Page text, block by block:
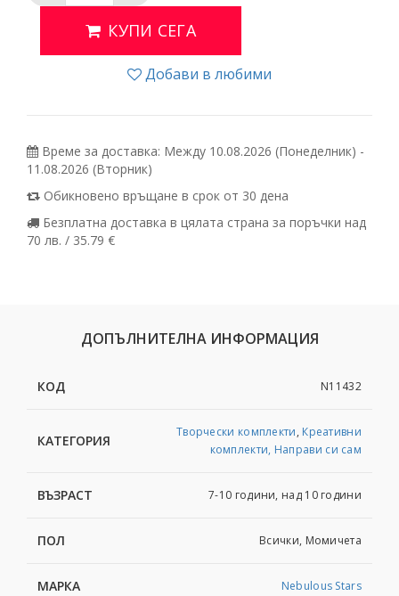
КУПИ СЕГА
Добави в любими
Време за доставка: Между 10.08.2026 (Понеделник) -
11.08.2026 (Вторник)
Обикновено връщане в срок от 30 дена
Безплатна доставка в цялата страна за поръчки над
70 лв. / 35.79 €
ДОПЪЛНИТЕЛНА ИНФОРМАЦИЯ
КОД N11432
КАТЕГОРИЯ
Творчески комплекти, Креативни
комплекти, Направи си сам
ВЪЗРАСТ 7-10 години, над 10 години
ПОЛ Всички, Момичета
МАРКА Nebulous Stars